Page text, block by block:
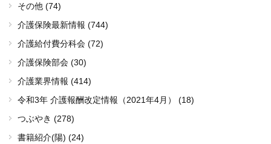
その他 (74)
介護保険最新情報 (744)
介護給付費分科会 (72)
介護保険部会 (30)
介護業界情報 (414)
令和3年 介護報酬改定情報（2021年4月） (18)
つぶやき (278)
書籍紹介(陽) (24)